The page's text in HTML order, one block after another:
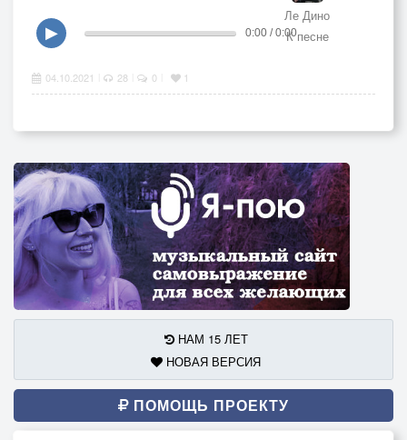
Ле Дино
К песне
▶ 0:00 / 0:00
04.10.2021 28 0 1
НАМ 15 ЛЕТ
НОВАЯ ВЕРСИЯ
ПОМОЩЬ ПРОЕКТУ